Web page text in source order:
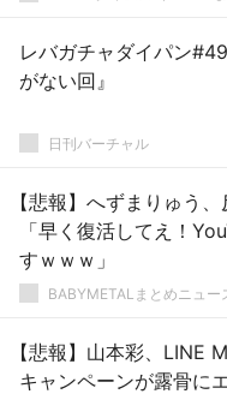
レバガチャダイパン
がない回』
日刊バーチャル
【悲報】へずまりゅう
「早く復活してえ！
すｗｗｗ」
BABYMETALまとめニュー
【悲報】山本彩、LINE
キャンペーンが露骨に